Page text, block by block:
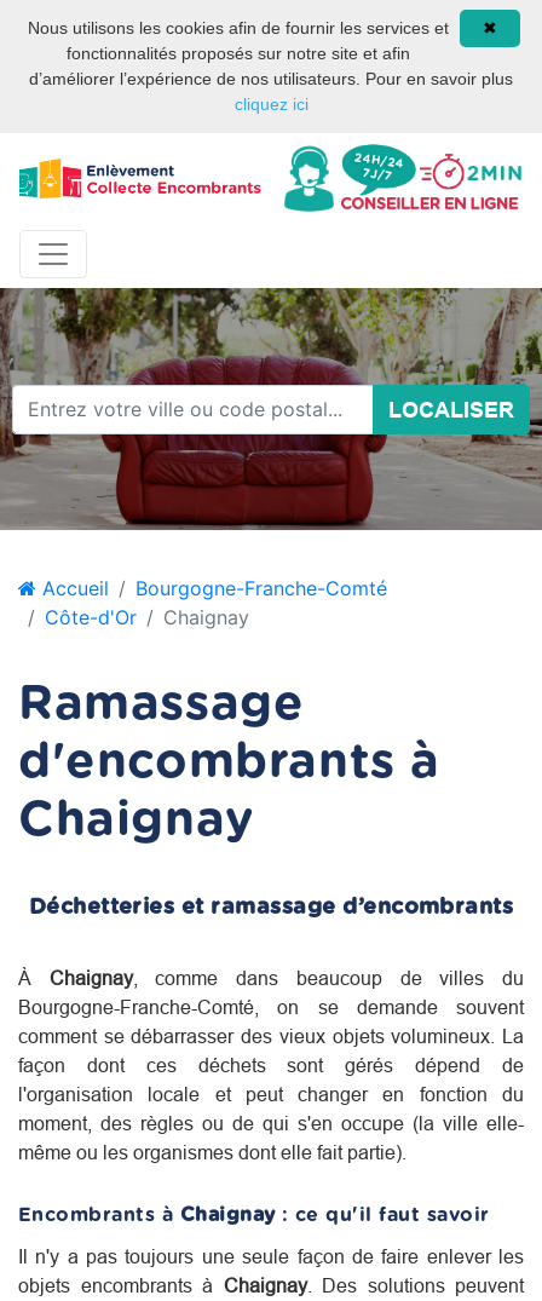
Site internet privé et
indépendant des services
publics ou des services de
la mairie de Paris.
08 93 02 00 17
LOCALISER
Accueil
Bourgogne-Franche-Comté
Côte-d'Or
Chaignay
Ramassage
d'encombrants à
Chaignay
Déchetteries et ramassage d’encombrants
À Chaignay, comme dans beaucoup de villes du
Bourgogne-Franche-Comté , on se demande souvent
comment se débarrasser des vieux objets volumineux. La
façon dont ces déchets sont gérés dépend de
l'organisation locale et peut changer en fonction du
moment, des règles ou de qui s'en occupe (la ville elle-
même ou les organismes dont elle fait partie).
Encombrants à Chaignay: ce qu'il faut savoir
Il n'y a pas toujours une seule façon de faire enlever les
objets encombrants à Chaignay. Des solutions peuvent
✖
Nous utilisons les cookies afin de fournir les services et
fonctionnalités proposés sur notre site et afin
d’améliorer l’expérience de nos utilisateurs. Pour en savoir plus
cliquez ici